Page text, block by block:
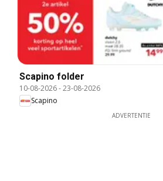
Scapino folder
10-08-2026-23-08-2026
Scapino
ADVERTENTIE